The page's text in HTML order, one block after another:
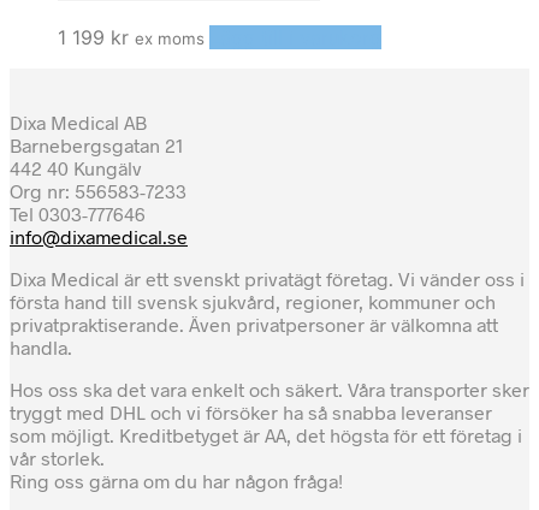
1 199 kr ex moms
Dixa Medical AB
Barnebergsgatan 21
442 40 Kungälv
Org nr: 556583-7233
Tel 0303-777646
info@dixamedical.se
Dixa Medical är ett svenskt privatägt företag. Vi vänder oss i
första hand till svensk sjukvård, regioner, kommuner och
privatpraktiserande. Även privatpersoner är välkomna att
handla.
Hos oss ska det vara enkelt och säkert. Våra transporter sker
tryggt med DHL och vi försöker ha så snabba leveranser
som möjligt. Kreditbetyget är AA, det högsta för ett företag i
vår storlek.
Ring oss gärna om du har någon fråga!